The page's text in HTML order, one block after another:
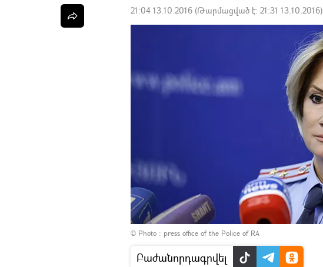
21:04 13.10.2016 (Թարմացված է: 21:31 13.10.2016)
© Photo : press office of the Police of RA
Բաժանորդագրվել